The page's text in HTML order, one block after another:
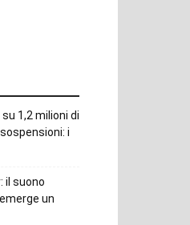
1,2 milioni di
i
il suono
un